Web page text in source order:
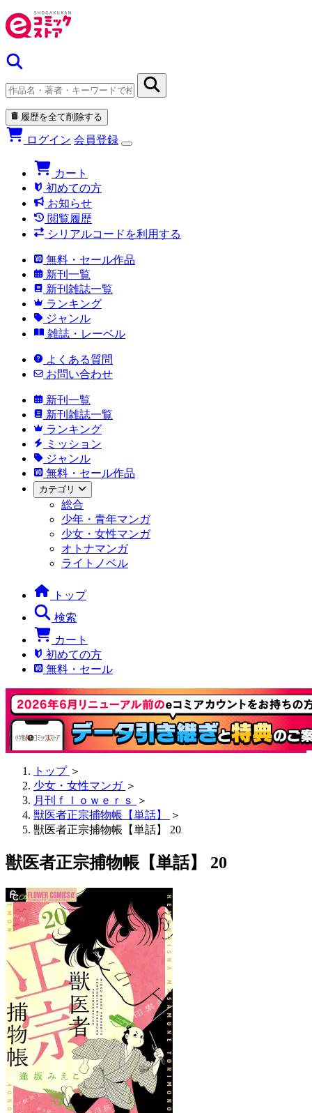
履歴を全て削除する
ログイン 会員登録
カート
初めての方
お知らせ
閲覧履歴
シリアルコードを利用する
無料・セール作品
新刊一覧
新刊雑誌一覧
ランキング
ジャンル
雑誌・レーベル
よくある質問
お問い合わせ
新刊一覧
新刊雑誌一覧
ランキング
ミッション
ジャンル
無料・セール作品
カテゴリ
総合
少年・青年マンガ
少女・女性マンガ
オトナマンガ
ライトノベル
トップ
検索
カート
初めての方
無料・セール
トップ ＞
少女・女性マンガ ＞
月刊ｆｌｏｗｅｒｓ
＞
獣医者正宗捕物帳【単話】
＞
獣医者正宗捕物帳【単話】 20
獣医者正宗捕物帳【単話】 20